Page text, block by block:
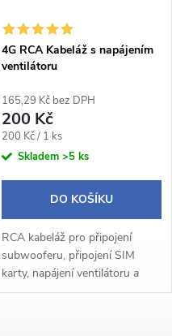
4G RCA Kabeláž s napájením
ventilátoru
165,29 Kč bez DPH
200 Kč
Měrná
cena:
200 Kč / 1 ks
Skladem >5 ks
DO KOŠÍKU
RCA kabeláž pro připojení
subwooferu, připojení SIM
karty, napájení ventilátoru a
externího mikrofonu k Android